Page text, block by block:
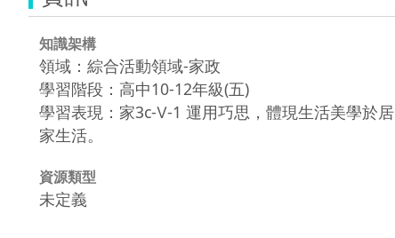
知識架構
領域：綜合活動領域-家政
學習階段：高中10-12年級(五)
學習表現：家3c-Ⅴ-1 運用巧思，體現生活美學於居
家生活。
資源類型
未定義